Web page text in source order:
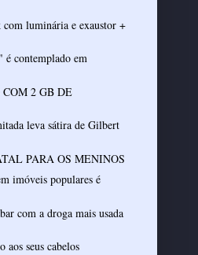
com luminária e exaustor +
contemplado em
2 GB DE
leva sátira de Gilbert
PARA OS MENINOS
imóveis populares é
com a droga mais usada
seus cabelos